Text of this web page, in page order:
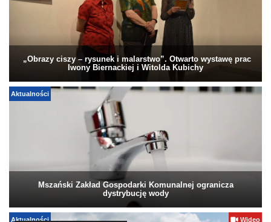
„Obrazy ciszy – rysunek i malarstwo”. Otwarto wystawę prac
Iwony Biernackiej i Witolda Kubichy
Aktualności
Mszański Zakład Gospodarki Komunalnej ogranicza
dystrybucję wody